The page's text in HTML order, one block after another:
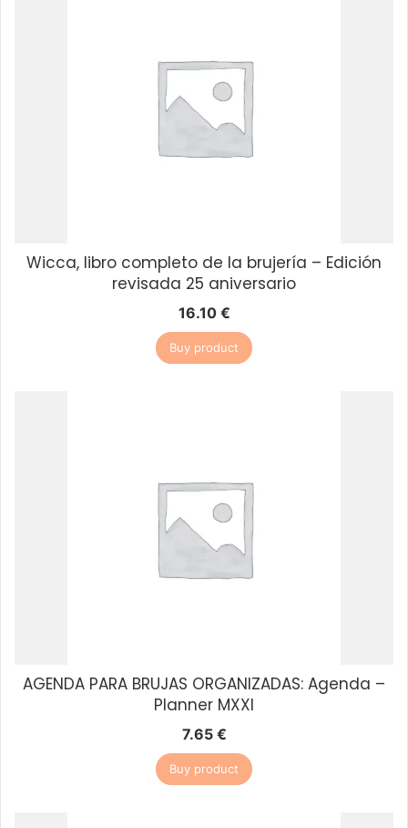
Wicca, libro completo de la brujería – Edición
revisada 25 aniversario
16.10 €
Buy product
AGENDA PARA BRUJAS ORGANIZADAS: Agenda –
Planner MXXI
7.65 €
Buy product